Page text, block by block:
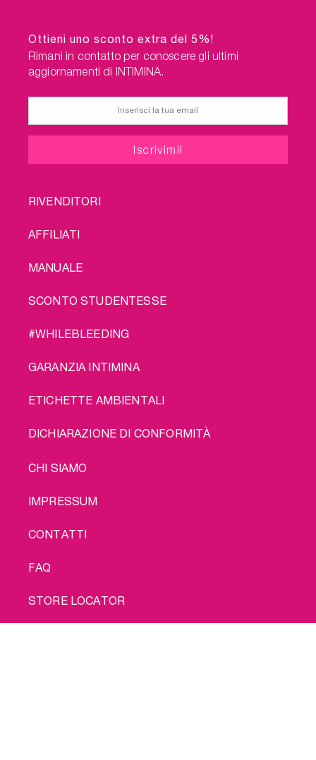
Ottieni uno sconto extra del 5%!
Rimani in contatto per conoscere gli ultimi
aggiornamenti di INTIMINA.
FOOTER
RIVENDITORI
AFFILIATI
MANUALE
SCONTO STUDENTESSE
#WHILEBLEEDING
GARANZIA INTIMINA
ETICHETTE AMBIENTALI
DICHIARAZIONE DI CONFORMITÀ
LEGAL
CHI SIAMO
IMPRESSUM
CONTATTI
FAQ
STORE LOCATOR